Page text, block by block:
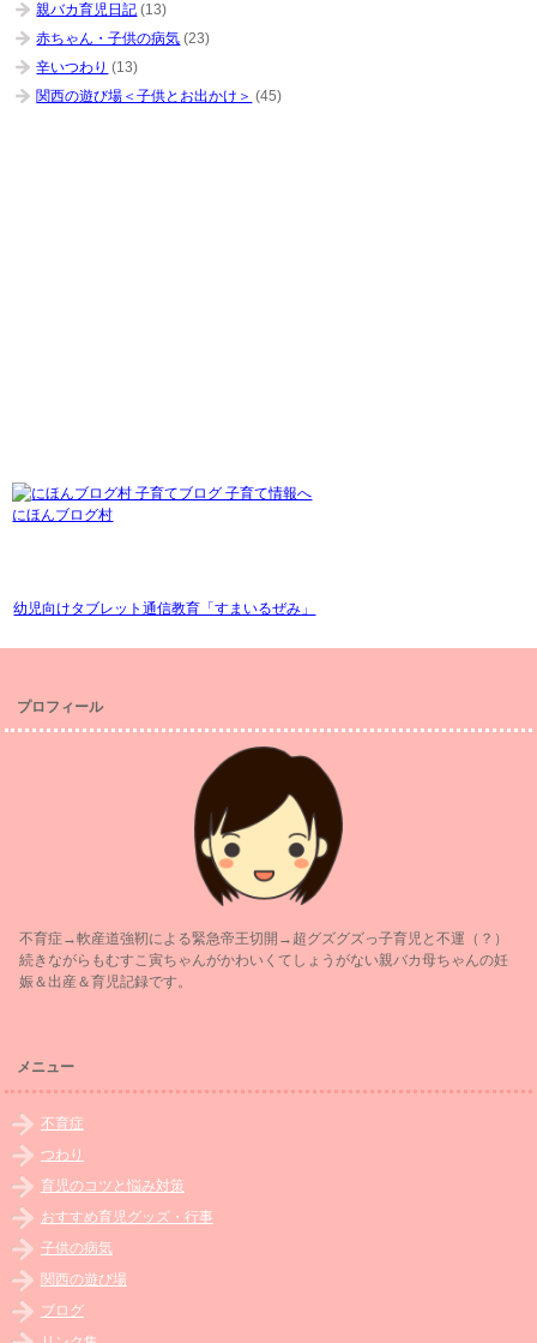
親バカ育児日記 (13)
赤ちゃん・子供の病気 (23)
辛いつわり (13)
関西の遊び場＜子供とお出かけ＞ (45)
にほんブログ村
幼児向けタブレット通信教育「すまいるぜみ」
プロフィール
不育症→軟産道強靭による緊急帝王切開→超グズグズっ子育児と不運（？）
続きながらもむすこ寅ちゃんがかわいくてしょうがない親バカ母ちゃんの妊
娠＆出産＆育児記録です。
メニュー
不育症
つわり
育児のコツと悩み対策
おすすめ育児グッズ・行事
子供の病気
関西の遊び場
ブログ